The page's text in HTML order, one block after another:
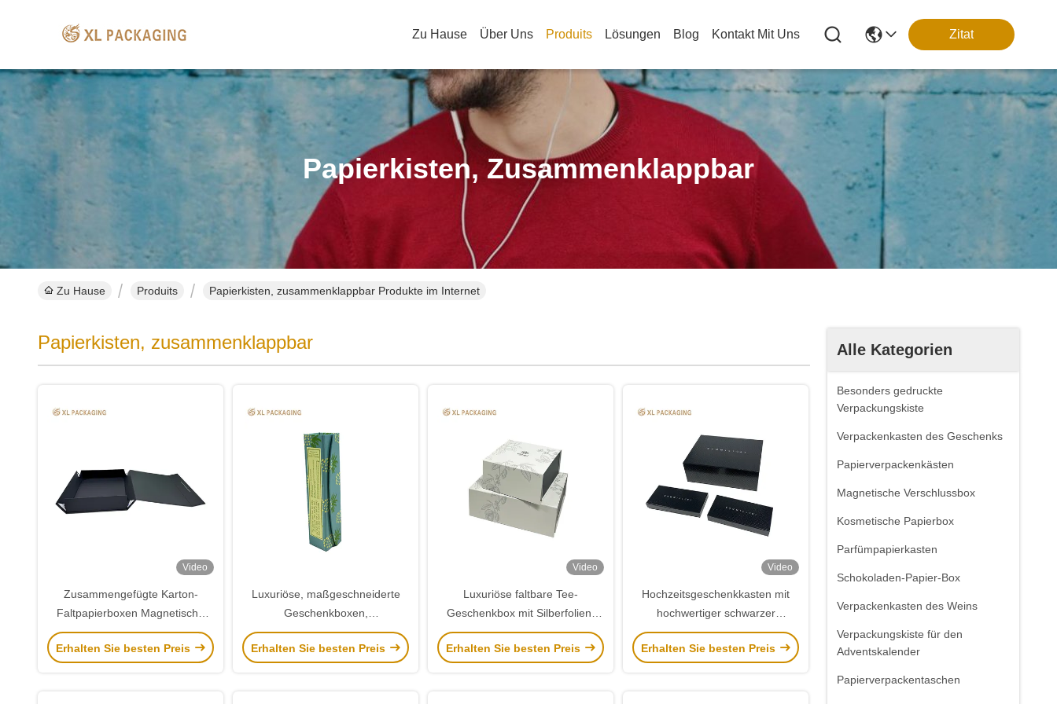
Zu Hause Über Uns Produits Lösungen Blog Kontakt Mit Uns Zitat
Papierkisten, Zusammenklappbar
Zu Hause Produits Papierkisten, zusammenklappbar Produkte im Internet
Alle Kategorien
Besonders gedruckte
Verpackungskiste
Verpackenkasten des Geschenks
Papierverpackenkästen
Magnetische Verschlussbox
Kosmetische Papierbox
Parfümpapierkasten
Schokoladen-Papier-Box
Verpackenkasten des Weins
Verpackungskiste für den
Adventskalender
Papierverpackentaschen
Papierkisten, zusammenklappbar
Video
Zusammengefügte Karton-
Faltpapierboxen Magnetische
Kraftverpackungskiste 2 mm
Dicke
Erhalten Sie besten Preis
Luxuriöse, maßgeschneiderte
Geschenkboxen,
umweltfreundliche, magnetische
Weihnachtsgeschenkboxen,
Erhalten Sie besten Preis
Video
Luxuriöse faltbare Tee-
Geschenkbox mit Silberfolien-
Logo. Flache, faltbare
Verpackungsbox für Teebeutel,
Erhalten Sie besten Preis
Video
Hochzeitsgeschenkkasten mit
hochwertiger schwarzer
Oberfläche und magnetischem
Verschluss
Erhalten Sie besten Preis